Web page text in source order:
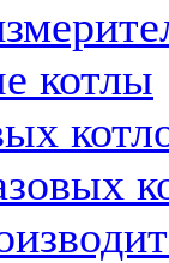
котлы